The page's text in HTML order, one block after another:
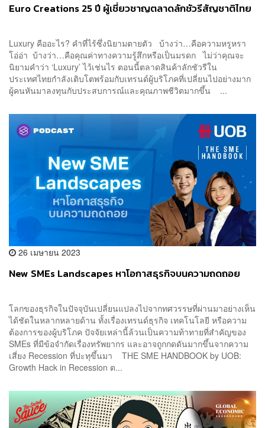
Euro Creations 25 ปี ผู้เชี่ยวชาญตลาดลักชัวรีสัญชาติไทย
Luxury คืออะไร? คำที่ไร้ซึ่งนิยามตายตัว บ้างว่า…คือความหรูหรา
โอ่อ่า บ้างว่า…คือคุณค่าทางความรู้สึกหรือเป็นมรดก ไม่ว่าคุณจะ
นิยามคำว่า ‘Luxury’ ไว้เช่นไร ตอนนี้ตลาดสินค้าลักชัวรีใน
ประเทศไทยกำลังเติบโตพร้อมกับเทรนด์ผู้บริโภคที่เปลี่ยนไปอย่างมาก
ผู้คนหันมาลงทุนกับประสบการณ์และคุณภาพชีวิตมากขึ้น ...
26 เมษายน 2023
New SMEs Landscapes หาโอกาสธุรกิจบนความถดถอย
โลกของธุรกิจในปัจจุบันเปลี่ยนแปลงไปจากทศวรรษที่ผ่านมาอย่างเห็น
ได้ชัดในหลากหลายด้าน ทั้งเรื่องเทรนด์ธุรกิจ เทคโนโลยี หรือความ
ต้องการของผู้บริโภค ปัจจัยเหล่านี้ล้วนเป็นความท้าทายที่สำคัญของ
SMEs ที่มีข้อจำกัดเรื่องทรัพยากร และอาจถูกกดดันมากขึ้นจากความ
เสี่ยง Recession ที่ปะทุขึ้นมา THE SME HANDBOOK by UOB:
Growth Hack in Recession ต...